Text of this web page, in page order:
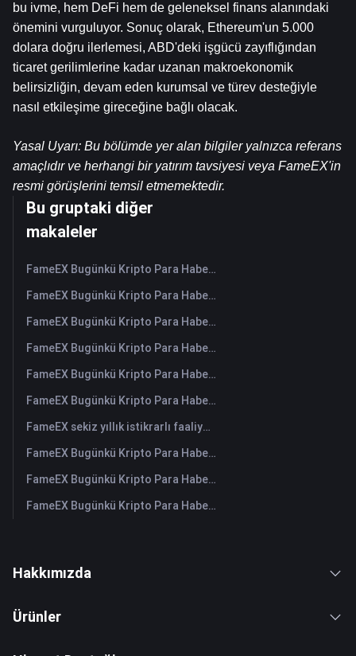
bu ivme, hem DeFi hem de geleneksel finans alanındaki
önemini vurguluyor. Sonuç olarak, Ethereum'un 5.000
dolara doğru ilerlemesi, ABD'deki işgücü zayıflığından
ticaret gerilimlerine kadar uzanan makroekonomik
belirsizliğin, devam eden kurumsal ve türev desteğiyle
nasıl etkileşime gireceğine bağlı olacak.
Yasal Uyarı: Bu bölümde yer alan bilgiler yalnızca referans
amaçlıdır ve herhangi bir yatırım tavsiyesi veya FameEX'in
resmi görüşlerini temsil etmemektedir.
Bu gruptaki diğer
makaleler
FameEX Bugünkü Kripto Para Haberleri Özeti | 5 Ağustos 2026
FameEX Bugünkü Kripto Para Haberleri Özeti | 4 Ağustos 2026
FameEX Bugünkü Kripto Para Haberleri Özeti | 3 Ağustos 2026
FameEX Bugünkü Kripto Para Haberleri Özeti | 31 Temmuz 2026
FameEX Bugünkü Kripto Para Haberleri Özeti | 30 Temmuz 2026
FameEX Bugünkü Kripto Para Haberleri Özeti | 29 Temmuz 2026
FameEX sekiz yıllık istikrarlı faaliyetleri ve küresel büyümesiyle kullanıcı güvenini güçlendiriyor
FameEX Bugünkü Kripto Para Haberleri Özeti | 28 Temmuz 2026
FameEX Bugünkü Kripto Para Haberleri Özeti | 27 Temmuz 2026
FameEX Bugünkü Kripto Para Haberleri Özeti | 24 Temmuz 2026
Hakkımızda
Ürünler